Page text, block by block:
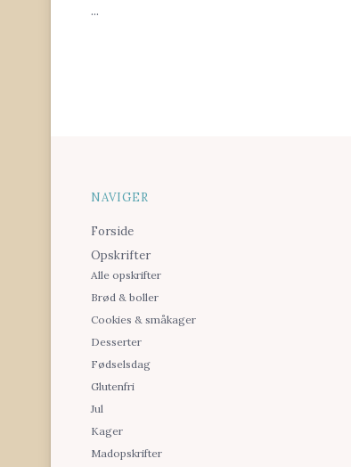
...
NAVIGER
Forside
Opskrifter
Alle opskrifter
Brød & boller
Cookies & småkager
Desserter
Fødselsdag
Glutenfri
Jul
Kager
Madopskrifter